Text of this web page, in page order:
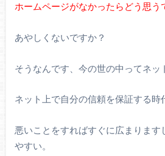
ホームページがなかったらどう思う
あやしくないですか？
そうなんです、今の世の中ってネッ
ネット上で自分の信頼を保証する時
悪いことをすればすぐに広まります
やすい。